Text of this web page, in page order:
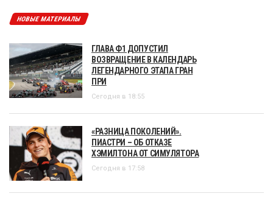
НОВЫЕ МАТЕРИАЛЫ
ГЛАВА Ф1 ДОПУСТИЛ
ВОЗВРАЩЕНИЕ В КАЛЕНДАРЬ
ЛЕГЕНДАРНОГО ЭТАПА ГРАН
ПРИ
Сегодня в 18:55
«РАЗНИЦА ПОКОЛЕНИЙ».
ПИАСТРИ – ОБ ОТКАЗЕ
ХЭМИЛТОНА ОТ СИМУЛЯТОРА
Сегодня в 17:58